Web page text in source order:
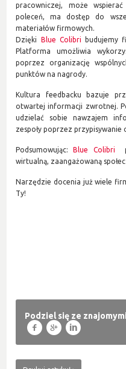
pracowniczej, może
poleceń, ma dostęp do
materiałów firmowych.
Dzięki Blue Colibri budujemy
Platforma umożliwia
poprzez organizację
punktów na nagrody.
Kultura feedbacku bazuje
otwartej informacji zwrotnej.
udzielać sobie nawzajem
zespoły poprzez przypisywanie
Podsumowując:Blue Colibri
wirtualną, zaangażowaną
Narzędzie docenia już wiele
Ty!
Podziel się ze
f g l